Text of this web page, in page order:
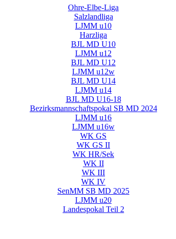
Ohre-Elbe-Liga
Salzlandliga
LJMM u10
Harzliga
BJL MD U10
LJMM u12
BJL MD U12
LJMM u12w
BJL MD U14
LJMM u14
BJL MD U16-18
Bezirksmannschaftspokal SB MD 2024
LJMM u16
LJMM u16w
WK GS
WK GS II
WK HR/Sek
WK II
WK III
WK IV
SenMM SB MD 2025
LJMM u20
Landespokal Teil 2